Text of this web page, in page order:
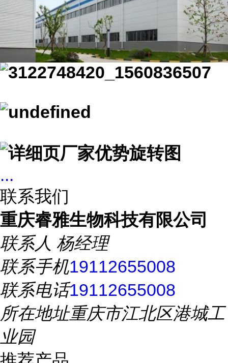
...
联系我们
重庆睿雅生物科技有限公司
联系人 杨经理
联系手机19112655008
联系电话19112655008
所在地址重庆市江北区港城工
业园